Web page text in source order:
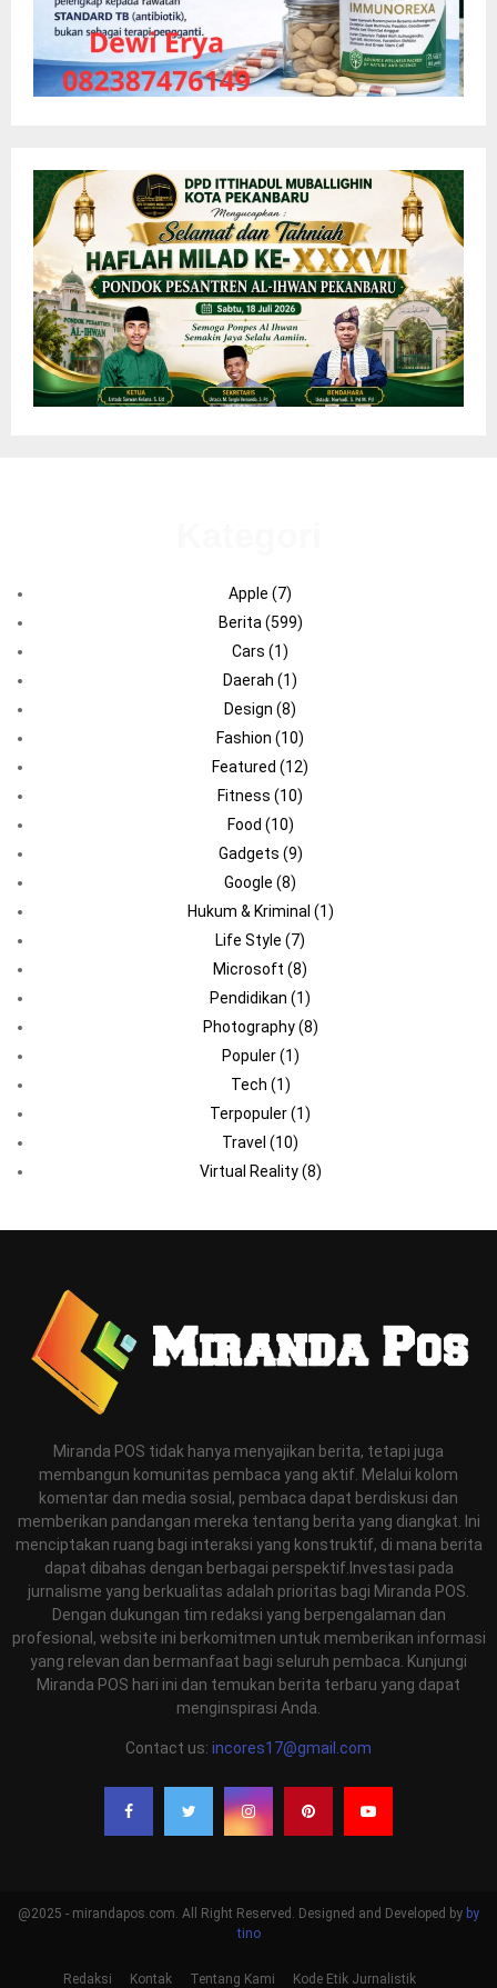
Apple (7)
Berita (599)
Cars (1)
Daerah (1)
Design (8)
Fashion (10)
Featured (12)
Fitness (10)
Food (10)
Gadgets (9)
Google (8)
Hukum & Kriminal (1)
Life Style (7)
Microsoft (8)
Pendidikan (1)
Photography(8)
Populer(1)
Tech (1)
Terpopuler(1)
Travel (10)
Virtual Reality(8)
Miranda POS tidak hanya menyajikan berita, tetapi juga
membangun komunitas pembaca yang aktif. Melalui kolom
komentar dan media sosial, pembaca dapat berdiskusi dan
memberikan pandangan mereka tentang berita yang diangkat. Ini
menciptakan ruang bagi interaksi yang konstruktif, di mana berita
dapat dibahas dengan berbagai perspektif.Investasi pada
jurnalisme yang berkualitas adalah prioritas bagi Miranda POS.
Dengan dukungan tim redaksi yang berpengalaman dan
profesional, website ini berkomitmen untuk memberikan informasi
yang relevan dan bermanfaat bagi seluruh pembaca. Kunjungi
Miranda POS hari ini dan temukan berita terbaru yang dapat
menginspirasi Anda.
Contact us: incores17@gmail.com
@2025 - mirandapos.com. All Right Reserved. Designed and Developed by by
tino
Redaksi Kontak Tentang Kami Kode Etik Jurnalistik